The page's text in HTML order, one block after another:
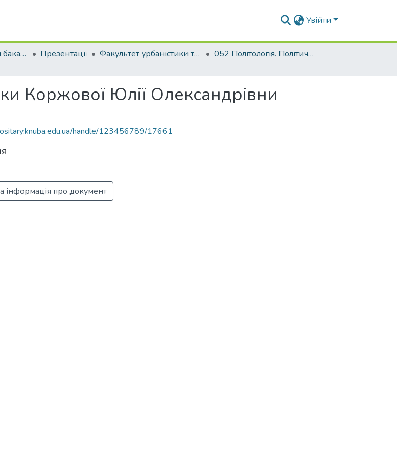
Увійти
Атестаційні роботи бакалаврів Презентації Факультет урбаністики та просторового планування
052 Політологія. Політичний менеджмент
Коржової Юлії Олександрівни
handle/123456789/17661
інформація про документ